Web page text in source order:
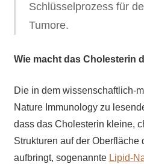
Schlüsselprozess für
Tumore.
Wie macht das Cholesterin
Die in dem wissenschaftlich-
Nature Immunology zu
dass das Cholesterin kleine,
Strukturen auf der
aufbringt, sogenannte Lipid-